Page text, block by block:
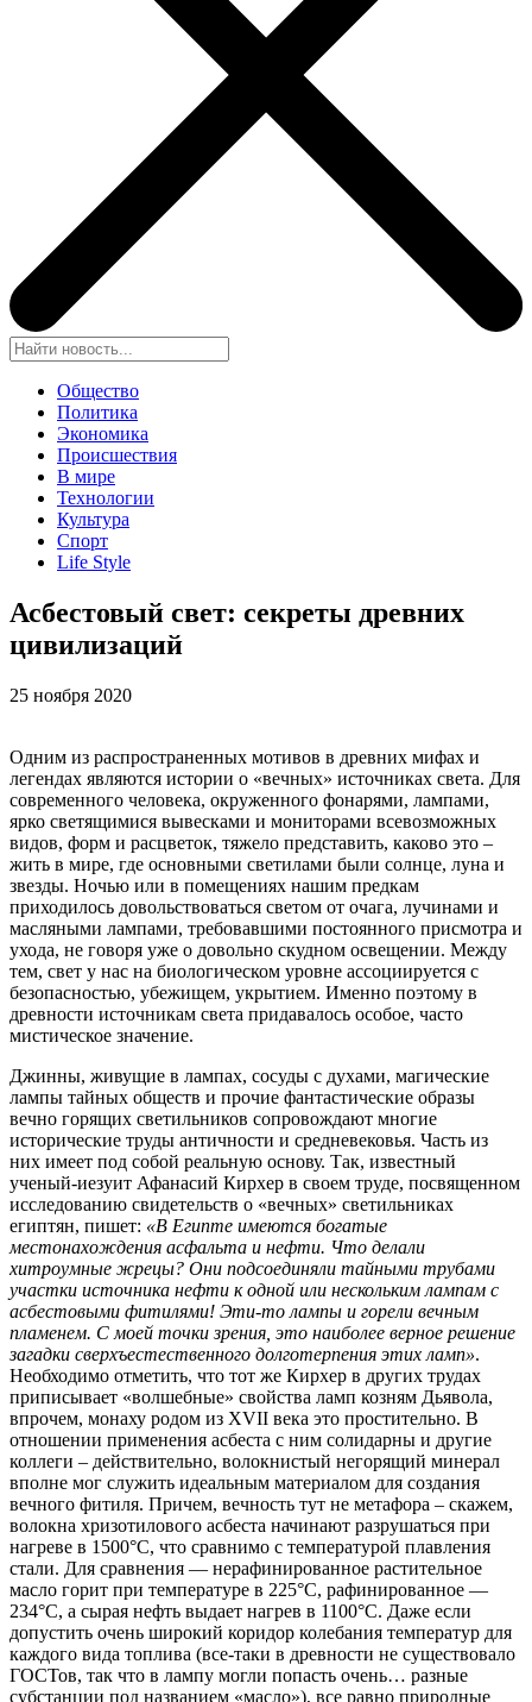
Общество
Политика
Экономика
Происшествия
В мире
Технологии
Культура
Спорт
Life Style
Асбестовый свет: секреты древних
цивилизаций
25 ноября 2020
Одним из распространенных мотивов в древних мифах и
легендах являются истории о «вечных» источниках света. Для
современного человека, окруженного фонарями, лампами,
ярко светящимися вывесками и мониторами всевозможных
видов, форм и расцветок, тяжело представить, каково это –
жить в мире, где основными светилами были солнце, луна и
звезды. Ночью или в помещениях нашим предкам
приходилось довольствоваться светом от очага, лучинами и
масляными лампами, требовавшими постоянного присмотра и
ухода, не говоря уже о довольно скудном освещении. Между
тем, свет у нас на биологическом уровне ассоциируется с
безопасностью, убежищем, укрытием. Именно поэтому в
древности источникам света придавалось особое, часто
мистическое значение.
Джинны, живущие в лампах, сосуды с духами, магические
лампы тайных обществ и прочие фантастические образы
вечно горящих светильников сопровождают многие
исторические труды античности и средневековья. Часть из
них имеет под собой реальную основу. Так, известный
ученый-иезуит Афанасий Кирхер в своем труде, посвященном
исследованию свидетельств о «вечных» светильниках
египтян, пишет: «В Египте имеются богатые
местонахождения асфальта и нефти. Что делали
хитроумные жрецы? Они подсоединяли тайными трубами
участки источника нефти к одной или нескольким лампам с
асбестовыми фитилями! Эти-то лампы и горели вечным
пламенем. С моей точки зрения, это наиболее верное решение
загадки сверхъестественного долготерпения этих ламп».
Необходимо отметить, что тот же Кирхер в других трудах
приписывает «волшебные» свойства ламп козням Дьявола,
впрочем, монаху родом из XVII века это простительно. В
отношении применения асбеста с ним солидарны и другие
коллеги – действительно, волокнистый негорящий минерал
вполне мог служить идеальным материалом для создания
вечного фитиля. Причем, вечность тут не метафора – скажем,
волокна хризотилового асбеста начинают разрушаться при
нагреве в 1500°С, что сравнимо с температурой плавления
стали. Для сравнения — нерафинированное растительное
масло горит при температуре в 225°С, рафинированное —
234°С, а сырая нефть выдает нагрев в 1100°С. Даже если
допустить очень широкий коридор колебания температур для
каждого вида топлива (все-таки в древности не существовало
ГОСТов, так что в лампу могли попасть очень… разные
субстанции под названием «масло»), все равно природные